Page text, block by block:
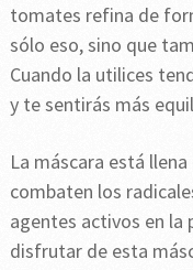
tomates refina de
sólo eso, sino que
Cuando la utilices
y te sentirás más
La máscara está
combaten los
agentes activos en la
disfrutar de esta